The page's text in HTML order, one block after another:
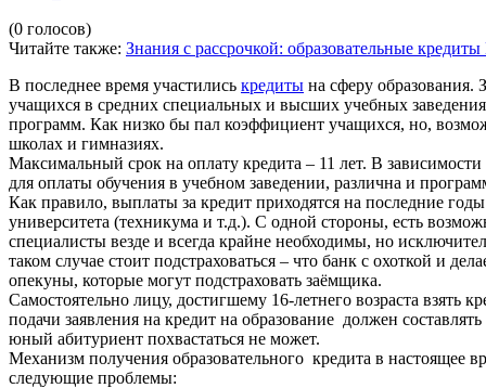
(0 голосов)
Читайте также: Знания с рассрочкой: образовательные кредиты
В последнее время участились кредиты на сферу
учащихся в средних специальных и высших учебных
программ. Как низко бы пал коэффициент учащихся, но,
школах и гимназиях.
Максимальный срок на оплату кредита – 11 лет. В
для оплаты обучения в учебном заведении, различна и
Как правило, выплаты за кредит приходятся на последние
университета (техникума и т.д.). С одной стороны, есть
специалисты везде и всегда крайне необходимы, но
таком случае стоит подстраховаться – что банк с охоткой и
опекуны, которые могут подстраховать заёмщика.
Самостоятельно лицу, достигшему 16-летнего возраста
подачи заявления на кредит на образование должен
юный абитуриент похвастаться не может.
Механизм получения образовательного кредита в настоящее
следующие проблемы: